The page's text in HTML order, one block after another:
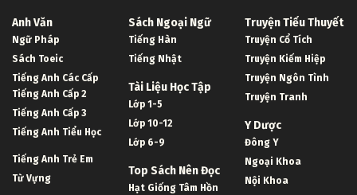
Anh Văn
Ngữ Pháp
Sách Toeic
Tiếng Anh Các Cấp
Tiếng Anh Cấp 2
Tiếng Anh Cấp 3
Tiếng Anh Tiểu Học
Tiếng Anh Trẻ Em
Từ Vựng
Sách Ngoại Ngữ
Tiếng Hàn
Tiếng Nhật
Tài Liệu Học Tập
Lớp 1-5
Lớp 10-12
Lớp 6-9
Top Sách Nên Đọc
Hạt Giống Tâm Hồn
Truyện Tiểu Thuyết
Truyện Cổ Tích
Truyện Kiếm Hiệp
Truyện Ngôn Tình
Truyện Tranh
Y Dược
Đông Y
Ngoại Khoa
Nội Khoa